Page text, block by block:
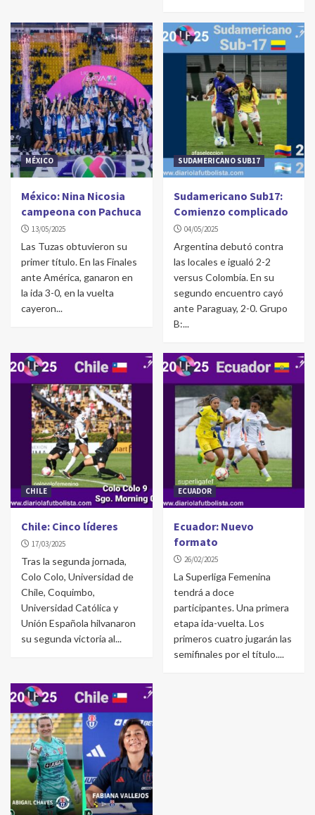
MÉXICO
México: Nina Nicosia
campeona con Pachuca
13/05/2025
Las Tuzas obtuvieron su
primer título. En las Finales
ante América, ganaron en
la ida 3-0, en la vuelta
cayeron...
SUDAMERICANO SUB17
Sudamericano Sub17:
Comienzo complicado
04/05/2025
Argentina debutó contra
las locales e igualó 2-2
versus Colombia. En su
segundo encuentro cayó
ante Paraguay, 2-0. Grupo
B:...
CHILE
Chile: Cinco líderes
17/03/2025
Tras la segunda jornada,
Colo Colo, Universidad de
Chile, Coquimbo,
Universidad Católica y
Unión Española hilvanaron
su segunda victoria al...
ECUADOR
Ecuador: Nuevo
formato
26/02/2025
La Superliga Femenina
tendrá a doce
participantes. Una primera
etapa ida-vuelta. Los
primeros cuatro jugarán las
semifinales por el título....